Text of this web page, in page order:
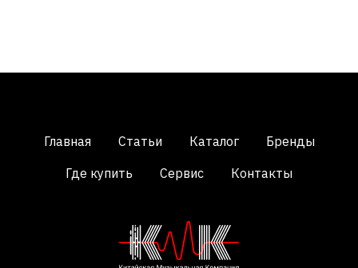
Главная Статьи Каталог
Бренды
Где купить
Сервис Контакты